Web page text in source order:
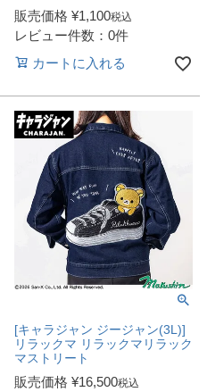
販売価格 ¥1,100税込
レビュー件数：0件
カートに入れる
[キャラジャン ジージャン(3L)]
リラックマ リラックマリラック
マストリート
販売価格 ¥16,500税込